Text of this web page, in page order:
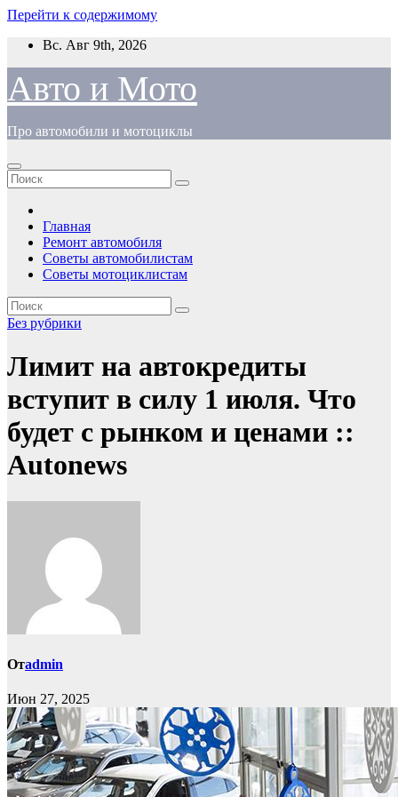
Перейти к содержимому
Вс. Авг 9th, 2026
Авто и Мото
Про автомобили и мотоциклы
Главная
Ремонт автомобиля
Советы автомобилистам
Советы мотоциклистам
Без рубрики
Лимит на автокредиты
вступит в силу 1 июля. Что
будет с рынком и ценами ::
Autonews
Отadmin
Июн 27, 2025